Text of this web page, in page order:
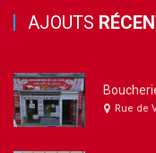
AJOUTS
Rue de